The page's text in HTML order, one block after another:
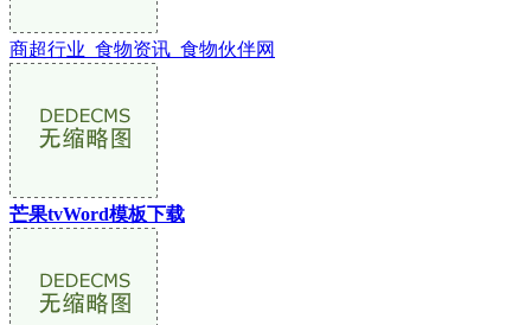
商超行业_食物资讯_食物伙伴网
芒果tvWord模板下载